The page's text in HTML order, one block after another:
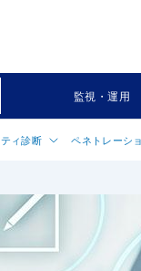
監視・運用
ィ診断
ィ診断（脆弱性診断・検査）
ペネトレーシ
ペネトレー
情報システ
情報システ
スプレス